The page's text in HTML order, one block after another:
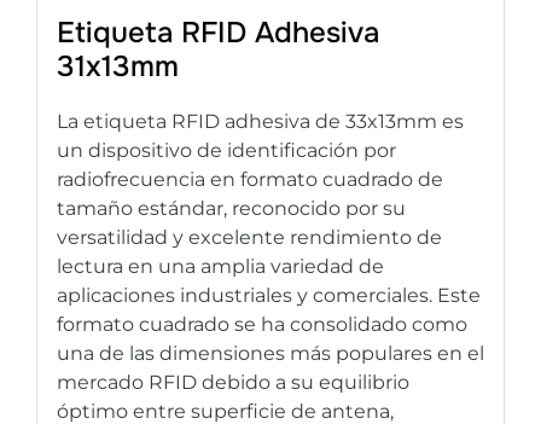
Etiqueta RFID Adhesiva
31x13mm
La etiqueta RFID adhesiva de 33x13mm es
un dispositivo de identificación por
radiofrecuencia en formato cuadrado de
tamaño estándar, reconocido por su
versatilidad y excelente rendimiento de
lectura en una amplia variedad de
aplicaciones industriales y comerciales. Este
formato cuadrado se ha consolidado como
una de las dimensiones más populares en el
mercado RFID debido a su equilibrio
óptimo entre superficie de antena,